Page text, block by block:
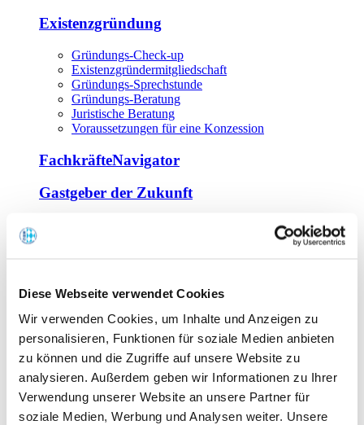
Diese Webseite verwendet Cookies
Wir verwenden Cookies, um Inhalte und Anzeigen zu
personalisieren, Funktionen für soziale Medien anbieten
zu können und die Zugriffe auf unsere Website zu
analysieren. Außerdem geben wir Informationen zu Ihrer
Verwendung unserer Website an unsere Partner für
soziale Medien, Werbung und Analysen weiter. Unsere
Existenzgründung
Gründungs-Check-up
Existenzgründermitgliedschaft
Gründungs-Sprechstunde
Gründungs-Beratung
Juristische Beratung
Voraussetzungen für eine Konzession
FachkräfteNavigator
Gastgeber der Zukunft
Offene Seminare
Tagen im Palais
Wirte-und Unternehmerbrief
Lernplattform BOUNTI
Partner
Branchennahe Organisationen